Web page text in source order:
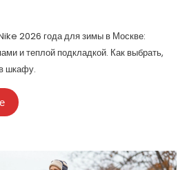
2026 года для зимы в Москве:
и теплой подкладкой. Как выбрать,
шкафу.